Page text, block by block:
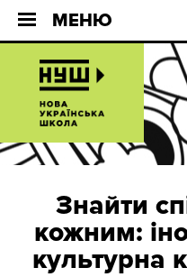
МЕНЮ
Знайти
кожним:
культурна